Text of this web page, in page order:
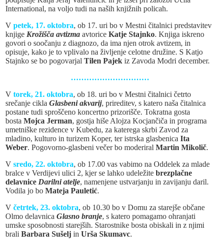
International, na voljo tudi na naših knjižnih policah.
V petek, 17. oktobra, ob 17. uri bo v Mestni čitalnici predstavitev
knjige Krožišča avtizma avtorice Katje Stajnko. Knjiga iskreno
govori o soočanju z diagnozo, da ima njen otrok avtizem, in
opisuje, kako je to vplivalo na življenje celotne družine. S Katjo
Stajnko se bo pogovarjal Tilen Pajek iz Zavoda Modri december.
…………………………
V torek, 21. oktobra, ob 18. uri bo v Mestni čitalnici četrto
srečanje cikla Glasbeni akvarij, prireditev, s katero naša čitalnica
postane tudi sproščeno koncertno prizorišče. Tokratna gosta
bosta Mojca Jerman, gostja hiše Alojza Kocjančiča in programa
umetniške rezidence v Kubedu, za katerega skrbi Zavod za
mladino, kulturo in turizem Koper, ter istrska glasbenica Ita
Weber. Pogovorno-glasbeni večer bo moderiral Martin Mikolič.
V sredo, 22. oktobra, ob 17.00 vas vabimo na Oddelek za mlade
bralce v Verdijevi ulici 2, kjer se lahko udeležite brezplačne
delavnice Darilni atelje, namenjene ustvarjanju in zavijanju daril.
Vodila jo bo Mateja Pauletić.
V četrtek, 23. oktobra, ob 10.30 bo v Domu za starejše občane
Olmo delavnica Glasno branje, s katero pomagamo ohranjati
umske sposobnosti starejših. Starostnike bosta obiskali in z njimi
brali Barbara Sušelj in Urša Skumavc.